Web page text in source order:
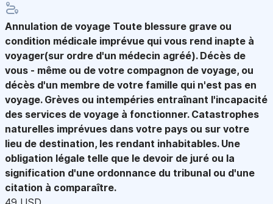
Annulation de voyage Toute blessure grave ou
condition médicale imprévue qui vous rend inapte à
voyager(sur ordre d'un médecin agréé). Décès de
vous - même ou de votre compagnon de voyage, ou
décès d'un membre de votre famille qui n'est pas en
voyage. Grèves ou intempéries entraînant l'incapacité
des services de voyage à fonctionner. Catastrophes
naturelles imprévues dans votre pays ou sur votre
lieu de destination, les rendant inhabitables. Une
obligation légale telle que le devoir de juré ou la
signification d'une ordonnance du tribunal ou d'une
citation à comparaître.